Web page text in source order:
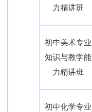
力精讲班
初中美术专业
知识与教学能
力精讲班
初中化学专业